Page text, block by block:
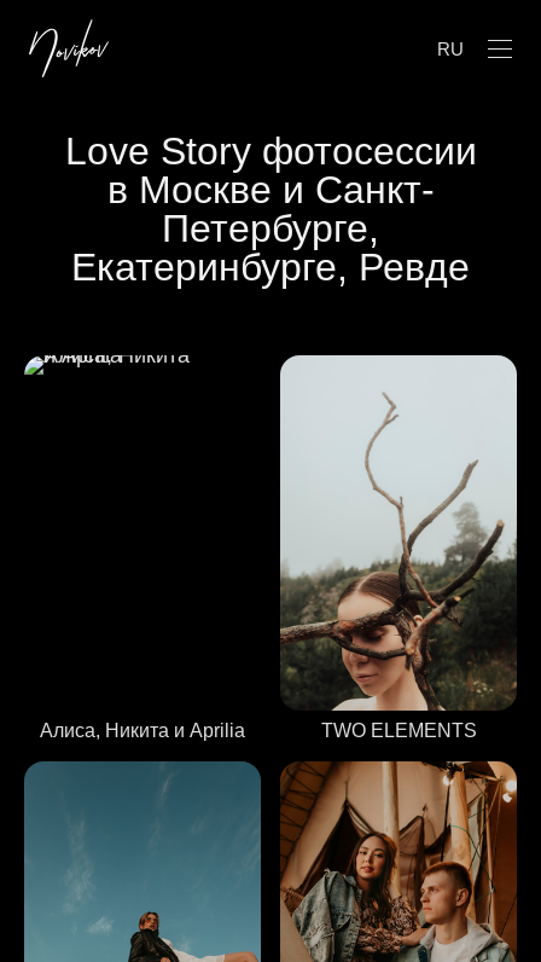
RU
Love Story фотосессии
в Москве и Санкт-
Петербурге,
Екатеринбурге, Ревде
Алиса, Никита и Aprilia TWO ELEMENTS